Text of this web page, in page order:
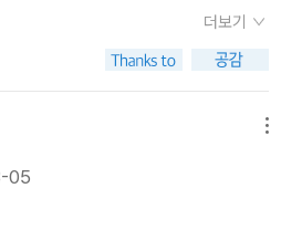
에서 얻은)이 크레타에 있는 니코스
기록도 보인다. 조르바의 딸이 벌
과연 자유로운 삶이란 무엇이었던
느낄뿐이다.
고팠던 '조르바'는 단지 그런 사람만
물가물하다. 조정래의 '태백산
년 후 '토지'를 읽으며 '송..' 누구였
료되었던 기억이 난다. 그들은 모
성도를 갖춘 혹은 지향하는 이들이
서 사람도 완벽에 가까워질 수 있
은지는 500여 페이지되는 책장을
사와 아주 맞닿뜨려 있는 것은 사실
있는 마지막 성인을 알기위해 오늘
무지 무식쟁이 노동자 '조르바'의
를 처음에는 알 수 없습니다. 하
더보기
05